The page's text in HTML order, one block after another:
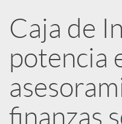
e
d
e
Caja de
potencia
finanzas